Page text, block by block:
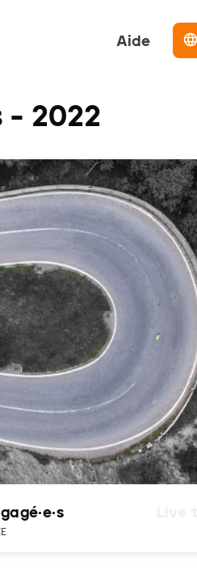
Aide
- 2022